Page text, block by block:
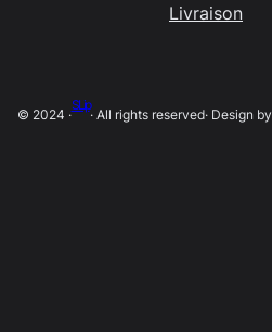
Livraison
© 2024 ·
SLip
· All rights reserved· Design by